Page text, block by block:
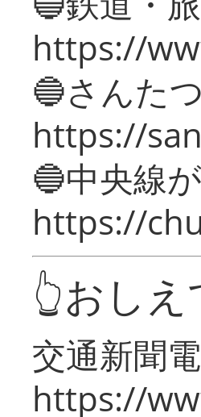
https://
🔵さんた
https://
🔵中央線
https://
👆おし
交通新聞
https://